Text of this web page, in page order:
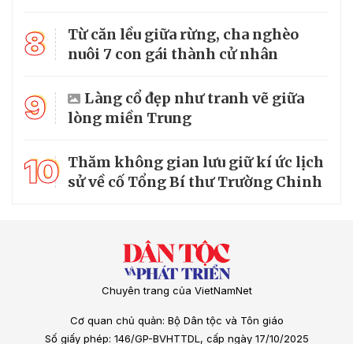
8
Từ căn lều giữa rừng, cha nghèo
nuôi 7 con gái thành cử nhân
9
Làng cổ đẹp như tranh vẽ giữa
lòng miền Trung
10 Thăm không gian lưu giữ kí ức lịch
sử về cố Tổng Bí thư Trường Chinh
Chuyên trang của VietNamNet
Cơ quan chủ quản: Bộ Dân tộc và Tôn giáo
Số giấy phép: 146/GP-BVHTTDL, cấp ngày 17/10/2025